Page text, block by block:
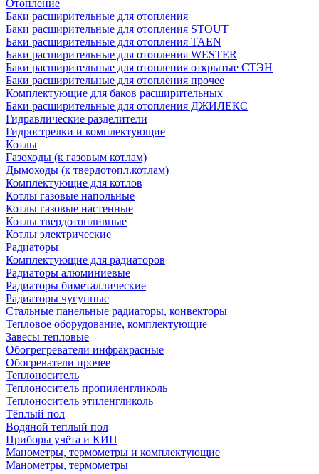
Отопление
Баки расширительные для отопления
Баки расширительные для отопления STOUT
Баки расширительные для отопления TAEN
Баки расширительные для отопления WESTER
Баки расширительные для отопления открытые СТЭН
Баки расширительные для отопления прочее
Комплектующие для баков расширительных
Баки расширительные для отопления ДЖИЛЕКС
Гидравлические разделители
Гидрострелки и комплектующие
Котлы
Газоходы (к газовым котлам)
Дымоходы (к твердотопл.котлам)
Комплектующие для котлов
Котлы газовые напольные
Котлы газовые настенные
Котлы твердотопливные
Котлы электрические
Радиаторы
Комплектующие для радиаторов
Радиаторы алюминиевые
Радиаторы биметаллические
Радиаторы чугунные
Стальные панельные радиаторы, конвекторы
Тепловое оборудование, комплектующие
Завесы тепловые
Обогрегреватели инфракрасные
Обогреватели прочее
Теплоноситель
Теплоноситель пропиленгликоль
Теплоноситель этиленгликоль
Тёплый пол
Водяной теплый пол
Приборы учёта и КИП
Манометры, термометры и комплектующие
Манометры, термометры